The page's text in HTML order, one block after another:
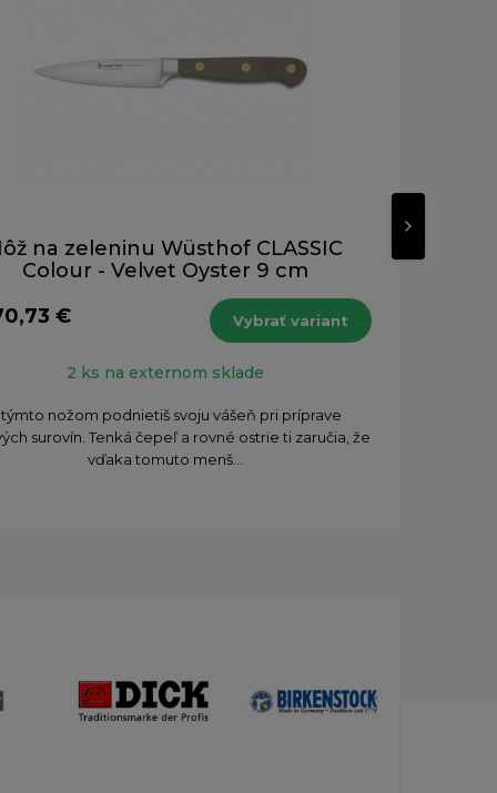
na zeleninu Wüsthof CLASSIC
Colour - Velvet Oyster 9 cm
€
Vybrať variant
2 ks na externom sklade
týmto nožom podnietiš svoju vášeň pri príprave
surovín. Tenká čepeľ a rovné ostrie ti zaručia, že
vďaka tomuto menš...